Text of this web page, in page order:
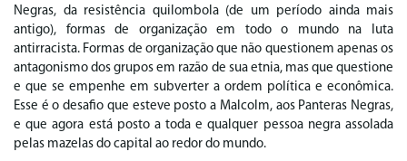
Negras, da resistência quilombola (de um período ainda mais
antigo), formas de organização em todo o mundo na luta
antirracista. Formas de organização que não questionem apenas os
antagonismo dos grupos em razão de sua etnia, mas que questione
e que se empenhe em subverter a ordem política e econômica.
Esse é o desafio que esteve posto a Malcolm, aos Panteras Negras,
e que agora está posto a toda e qualquer pessoa negra assolada
pelas mazelas do capital ao redor do mundo.